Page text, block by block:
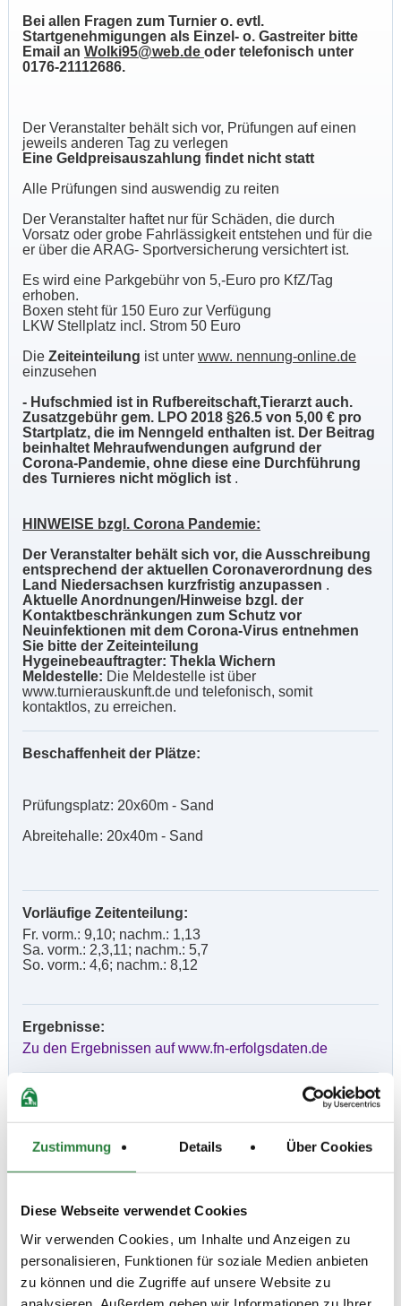
Zustimmung Details Über Cookies
Diese Webseite verwendet Cookies
Wir verwenden Cookies, um Inhalte und Anzeigen zu
personalisieren, Funktionen für soziale Medien anbieten
zu können und die Zugriffe auf unsere Website zu
Bei allen Fragen zum Turnier o. evtl.
Startgenehmigungen als Einzel- o. Gastreiter bitte
Email an Wolki95@web.de oder telefonisch unter
0176-21112686.
Der Veranstalter behält sich vor, Prüfungen auf einen
jeweils anderen Tag zu verlegen
Eine Geldpreisauszahlung findet nicht statt
Alle Prüfungen sind auswendig zu reiten
Der Veranstalter haftet nur für Schäden, die durch
Vorsatz oder grobe Fahrlässigkeit entstehen und für die
er über die ARAG- Sportversicherung versichtert ist.
Es wird eine Parkgebühr von 5,-Euro pro KfZ/Tag
erhoben.
Boxen steht für 150 Euro zur Verfügung
LKW Stellplatz incl. Strom 50 Euro
Die Zeiteinteilung ist unter www. nennung-online.de
einzusehen
- Hufschmied ist in Rufbereitschaft,Tierarzt auch.
Zusatzgebühr gem. LPO 2018 §26.5 von 5,00 € pro
Startplatz, die im Nenngeld enthalten ist. Der Beitrag
beinhaltet Mehraufwendungen aufgrund der
Corona-Pandemie, ohne diese eine Durchführung
des Turnieres nicht möglich ist .
HINWEISE bzgl. Corona Pandemie:
Der Veranstalter behält sich vor, die Ausschreibung
entsprechend der aktuellen Coronaverordnung des
Land Niedersachsen kurzfristig anzupassen .
Aktuelle Anordnungen/Hinweise bzgl. der
Kontaktbeschränkungen zum Schutz vor
Neuinfektionen mit dem Corona-Virus entnehmen
Sie bitte der Zeiteinteilung
Hygeinebeauftragter: Thekla Wichern
Meldestelle: Die Meldestelle ist über
www.turnierauskunft.de und telefonisch, somit
kontaktlos, zu erreichen.
Beschaffenheit der Plätze:
Prüfungsplatz: 20x60m - Sand
Abreitehalle: 20x40m - Sand
Vorläufige Zeitenteilung:
Fr. vorm.: 9,10; nachm.: 1,13
Sa. vorm.: 2,3,11; nachm.: 5,7
So. vorm.: 4,6; nachm.: 8,12
Ergebnisse:
Zu den Ergebnissen auf www.fn-erfolgsdaten.de
Prüfungen
Datum Prüfung
02.07.2021 (n) 1. Dressurprüfung Kl.M*
DRE
Preisgeld